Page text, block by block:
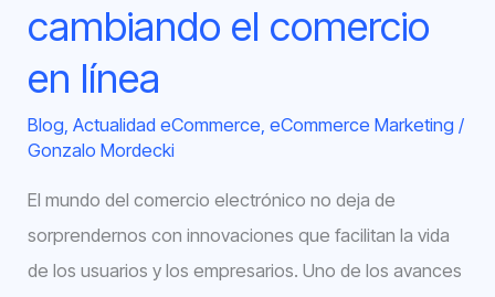
cambiando el comercio
en línea
Blog,Actualidad eCommerce,eCommerce Marketing /
Gonzalo Mordecki
El mundo del comercio electrónico no deja de
sorprendernos con innovaciones que facilitan la vida
de los usuarios y los empresarios. Uno de los avances
en
línea